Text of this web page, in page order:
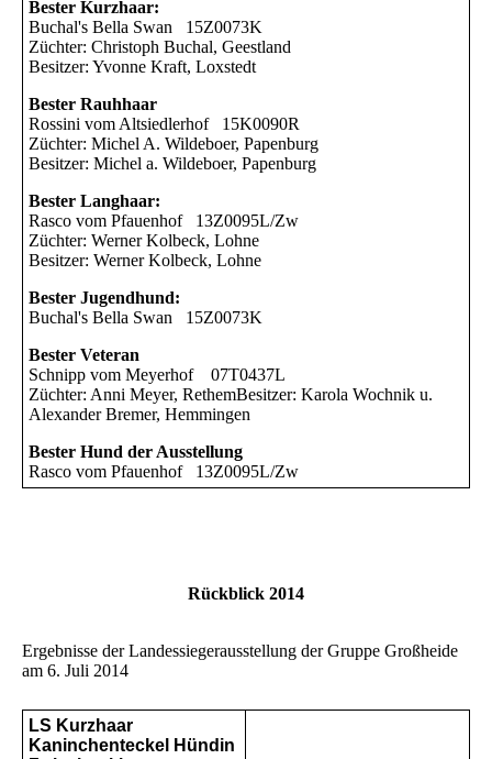
Bester Kurzhaar:
Buchal's Bella Swan 15Z0073K
Züchter: Christoph Buchal, Geestland
Besitzer: Yvonne Kraft, Loxstedt
Bester Rauhhaar
Rossini vom Altsiedlerhof 15K0090R
Züchter: Michel A. Wildeboer, Papenburg
Besitzer: Michel a. Wildeboer, Papenburg
Bester Langhaar:
Rasco vom Pfauenhof 13Z0095L/Zw
Züchter: Werner Kolbeck, Lohne
Besitzer: Werner Kolbeck, Lohne
Bester Jugendhund:
Buchal's Bella Swan 15Z0073K
Bester Veteran
Schnipp vom Meyerhof 07T0437L
Züchter: Anni Meyer, RethemBesitzer: Karola Wochnik u.
Alexander Bremer, Hemmingen
Bester Hund der Ausstellung
Rasco vom Pfauenhof 13Z0095L/Zw
Rückblick 2014
Ergebnisse der Landessiegerausstellung der Gruppe Großheide
am 6. Juli 2014
LS Kurzhaar
Kaninchenteckel Hündin